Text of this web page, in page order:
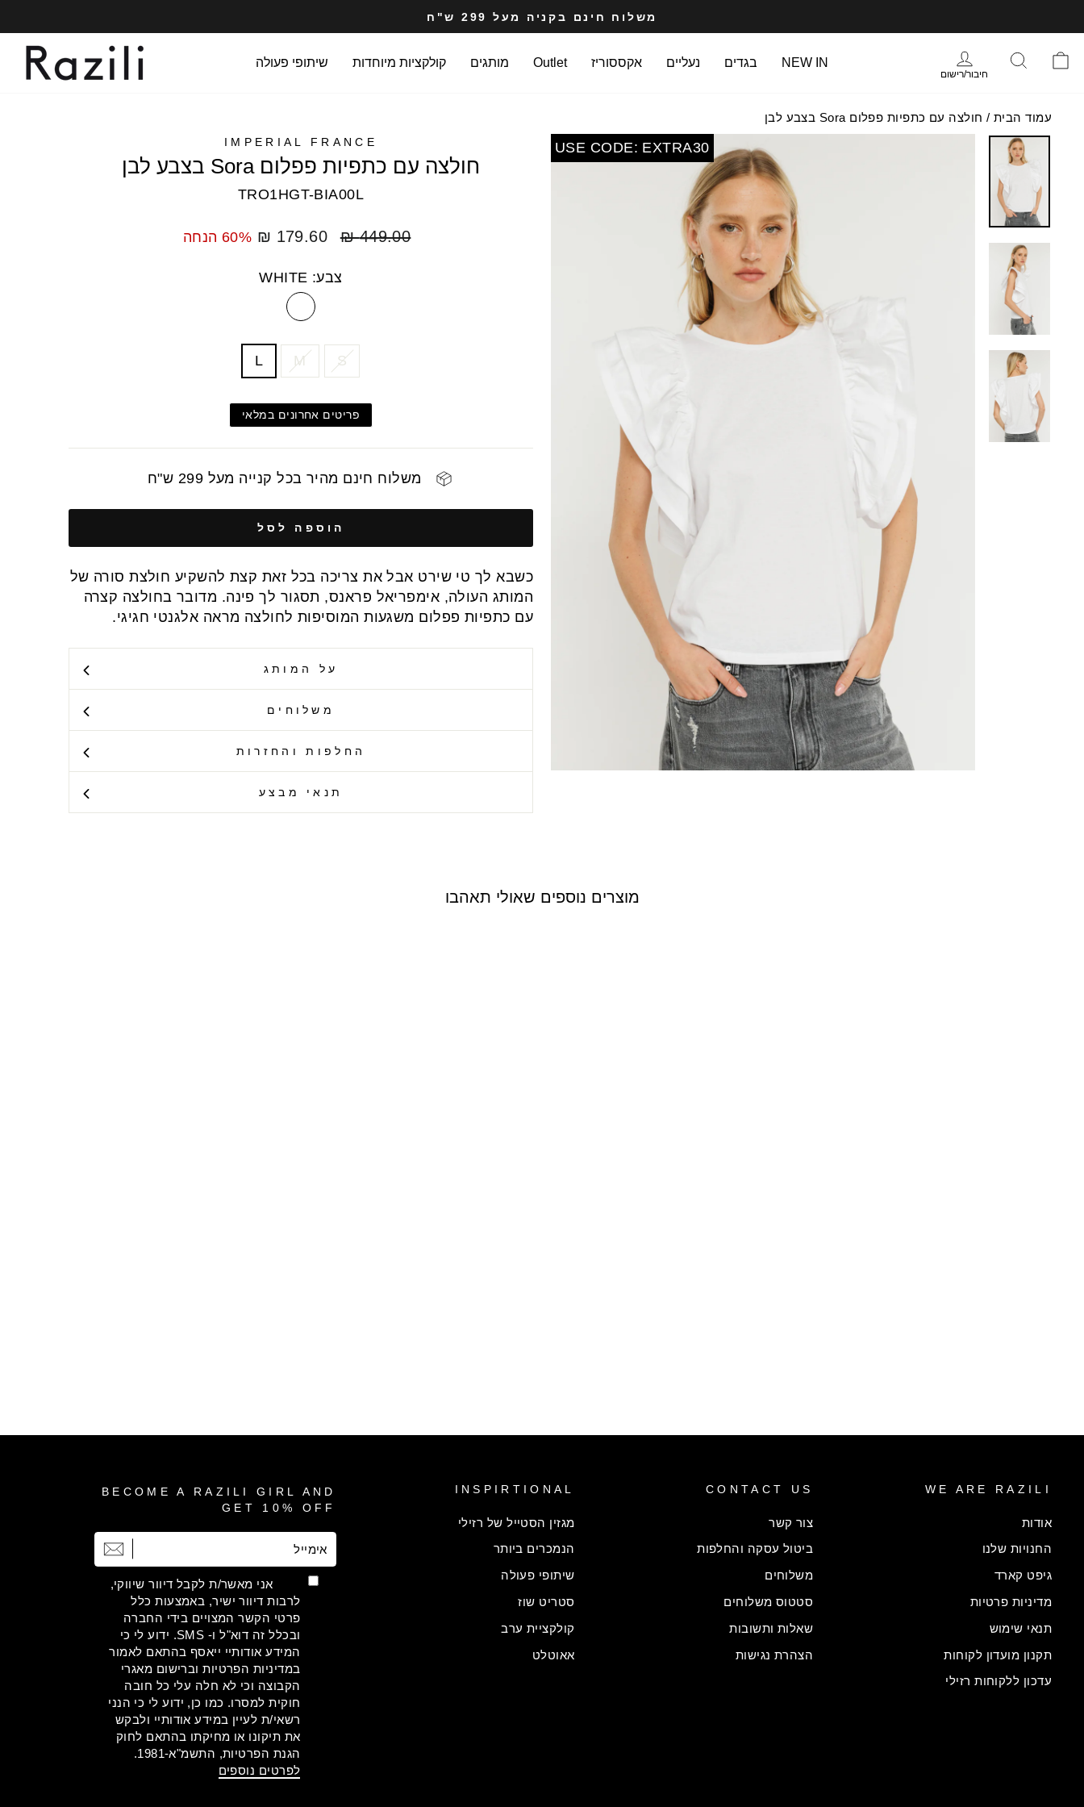
לתוכן
העמוד
עצרי
מצגת
משלוח חינם בקניה מעל 299 ש"ח
NEW IN בגדים נעליים אקססוריז Outlet מותגים קולקציות מיוחדות שיתופי פעולה
סל הקניות
חיבור/רישום
עמוד הבית / חולצה עם כתפיות פפלום Sora בצבע לבן
USE CODE: EXTRA30
IMPERIAL FRANCE
חולצה עם כתפיות פפלום Sora בצבע לבן
TRO1HGT-BIA00L
מחיר
449.00 ₪
מחיר
179.60 ₪ 60% הנחה
צבע: WHITE
L M S
פריטים אחרונים במלאי
משלוח חינם מהיר בכל קנייה מעל 299 ש"ח
הוספה לסל
כשבא לך טי שירט אבל את צריכה בכל זאת קצת להשקיע חולצת סורה של
המותג העולה, אימפריאל פראנס, תסגור לך פינה. מדובר בחולצה קצרה
עם כתפיות פפלום משגעות המוסיפות לחולצה מראה אלגנטי חגיגי.
על המותג
משלוחים
החלפות והחזרות
תנאי מבצע
מוצרים נוספים שאולי תאהבו
WE ARE RAZILI
אודות
החנויות שלנו
גיפט קארד
מדיניות פרטיות
תנאי שימוש
תקנון מועדון לקוחות
עדכון ללקוחות רזילי
CONTACT US
צור קשר
ביטול עסקה והחלפות
משלוחים
סטטוס משלוחים
שאלות ותשובות
הצהרת נגישות
INSPIRTIONAL
מגזין הסטייל של רזילי
הנמכרים ביותר
שיתופי פעולה
סטריט שוז
קולקציית ערב
אאוטלט
BECOME A RAZILI GIRL AND
GET 10% OFF
אימייל
הרשמה
אני מאשר/ת לקבל דיוור שיווקי,
לרבות דיוור ישיר, באמצעות כלל
פרטי הקשר המצויים בידי החברה
ובכלל זה דוא"ל ו- SMS. ידוע לי כי
המידע אודותיי ייאסף בהתאם לאמור
במדיניות הפרטיות וברישום מאגרי
הקבוצה וכי לא חלה עלי כל חובה
חוקית למסרו. כמו כן, ידוע לי כי הנני
רשאי/ת לעיין במידע אודותיי ולבקש
את תיקונו או מחיקתו בהתאם לחוק
הגנת הפרטיות, התשמ"א-1981.
לפרטים נוספים